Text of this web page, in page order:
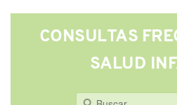
QUIÉNES
CÓMO
CONSULTAS
SALUD